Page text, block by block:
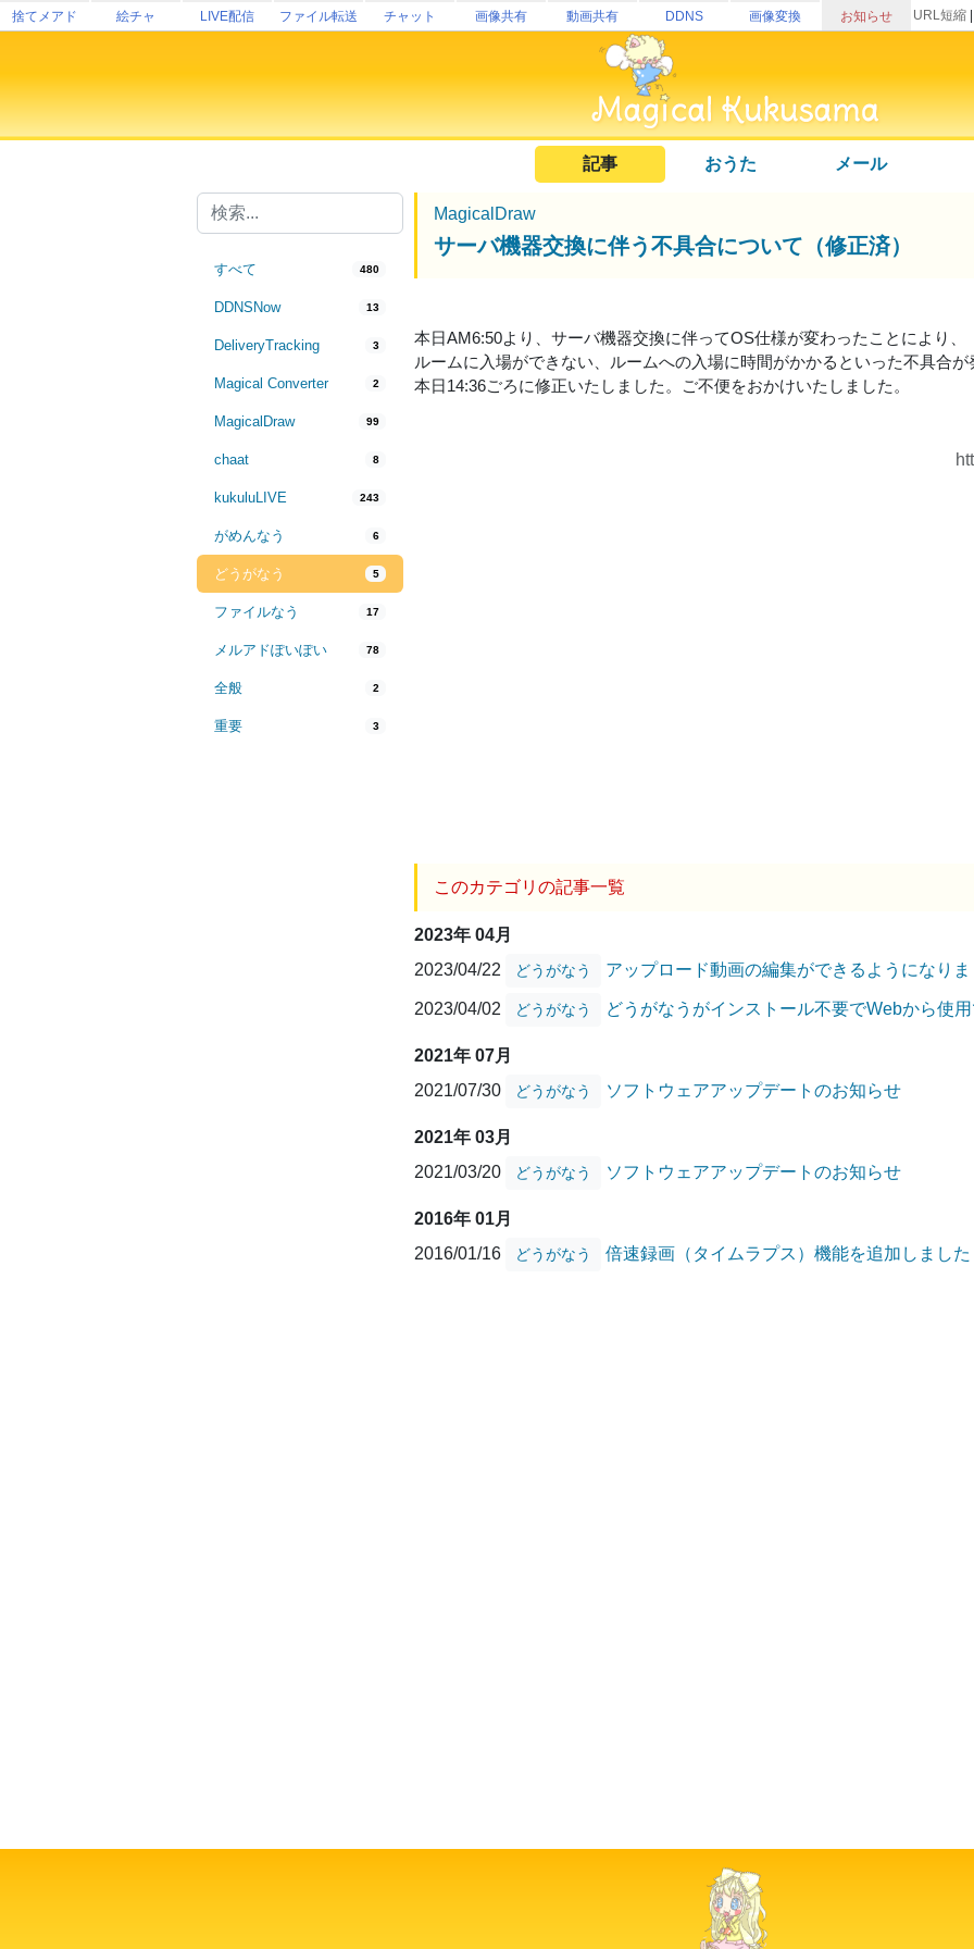
捨てメアド 絵チャ LIVE配信 ファイル転送 チャット 画像共有 動画共有 DDNS 画像変換 お知らせ URL短縮
記事 おうた メール
すべて 480
DDNSNow 13
DeliveryTracking 3
Magical Converter 2
MagicalDraw 99
chaat 8
kukuluLIVE 243
がめんなう 6
どうがなう 5
ファイルなう 17
メルアドぽいぽい 78
全般 2
重要 3
MagicalDraw
サーバ機器交換に伴う不具合について（修正済）
本日AM6:50より、サーバ機器交換に伴ってOS仕様が変わったことにより、
ルームに入場ができない、ルームへの入場に時間がかかるといった不具合
本日14:36ごろに修正いたしました。ご不便をおかけいたしました。
このカテゴリの記事一覧
2023年 04月
2023/04/22
どうがなう アップロード動画の編集ができるようになり
2023/04/02 どうがなう どうがなうがインストール不要でWebから使
2021年 07月
2021/07/30
どうがなう ソフトウェアアップデートのお知らせ
2021年 03月
2021/03/20
どうがなう ソフトウェアアップデートのお知らせ
2016年 01月
2016/01/16
どうがなう 倍速録画（タイムラプス）機能を追加しました